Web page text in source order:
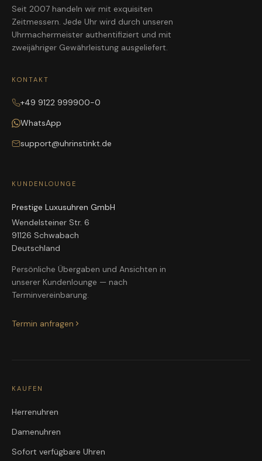
Seit 2007 handeln wir mit exquisiten
Zeitmessern. Jede Uhr wird durch unseren
Uhrmachermeister authentifiziert und mit
zweijähriger Gewährleistung ausgeliefert.
KONTAKT
+49 9122 999900-0
WhatsApp
support@uhrinstinkt.de
KUNDENLOUNGE
Prestige Luxusuhren GmbH
Wendelsteiner Str. 6
91126 Schwabach
Deutschland
Persönliche Übergaben und Ansichten in
unserer Kundenlounge — nach
Terminvereinbarung.
Termin anfragen
KAUFEN
Herrenuhren
Damenuhren
Sofort verfügbare Uhren